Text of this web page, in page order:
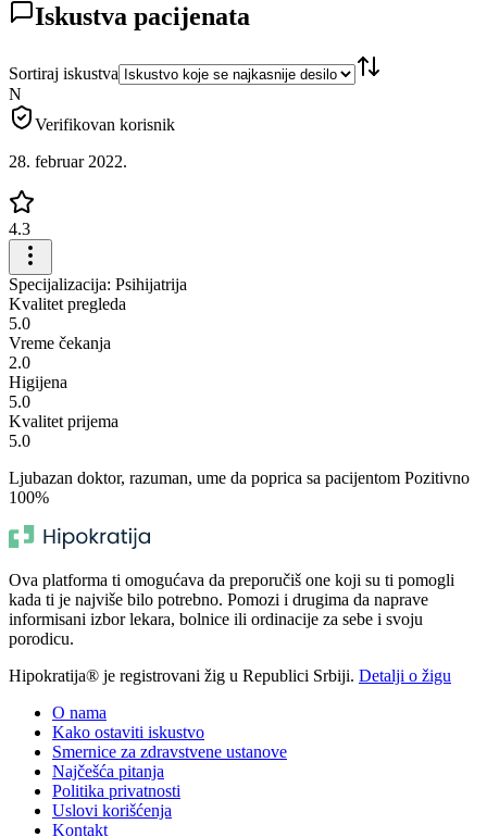
Iskustva pacijenata
Sortiraj iskustva
N
Verifikovan korisnik
28. februar 2022.
4.3
Specijalizacija: Psihijatrija
Kvalitet pregleda
5.0
Vreme čekanja
2.0
Higijena
5.0
Kvalitet prijema
5.0
Ljubazan doktor, razuman, ume da poprica sa pacijentom Pozitivno
100%
Ova platforma ti omogućava da preporučiš one koji su ti pomogli
kada ti je najviše bilo potrebno. Pomozi i drugima da naprave
informisani izbor lekara, bolnice ili ordinacije za sebe i svoju
porodicu.
Hipokratija® je registrovani žig u Republici Srbiji. Detalji o žigu
O nama
Kako ostaviti iskustvo
Smernice za zdravstvene ustanove
Najčešća pitanja
Politika privatnosti
Uslovi korišćenja
Kontakt